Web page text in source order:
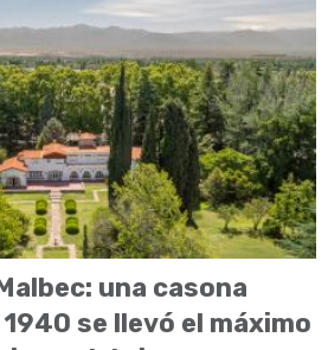
una casona
se llevó el máximo